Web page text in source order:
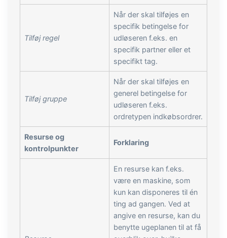
Tilføj regel
Når der skal tilføjes en
specifik betingelse for
udløseren f.eks. en
specifik partner eller et
specifikt tag.
Tilføj gruppe
Når der skal tilføjes en
generel betingelse for
udløseren f.eks.
ordretypen indkøbsordrer.
Resurse og
kontrolpunkter
Forklaring
En resurse kan f.eks.
være en maskine, som
kun kan disponeres til én
ting ad gangen. Ved at
angive en resurse, kan du
benytte ugeplanen til at få